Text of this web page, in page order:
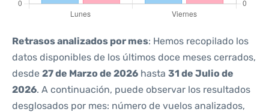
Retrasos analizados por mes: Hemos recopilado los
datos disponibles de los últimos doce meses cerrados,
desde 27 de Marzo de 2026 hasta 31 de Julio de
2026. A continuación, puede observar los resultados
desglosados por mes: número de vuelos analizados,